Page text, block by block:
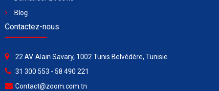
Blog
Contactez-nous
22 AV. Alain Savary, 1002 Tunis Belvédère, Tunisie
31 300 553 - 58 490 221
Contact@zoom.com.tn